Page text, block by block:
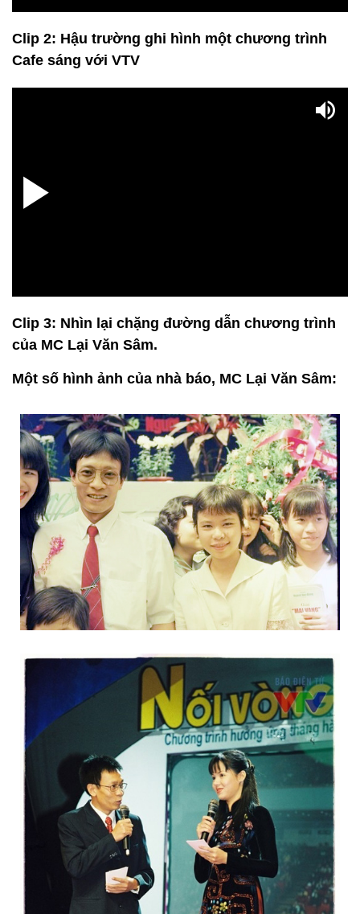
Clip 2: Hậu trường ghi hình một chương trình
Cafe sáng với VTV
Clip 3: Nhìn lại chặng đường dẫn chương trình
của MC Lại Văn Sâm.
Một số hình ảnh của nhà báo, MC Lại Văn Sâm: